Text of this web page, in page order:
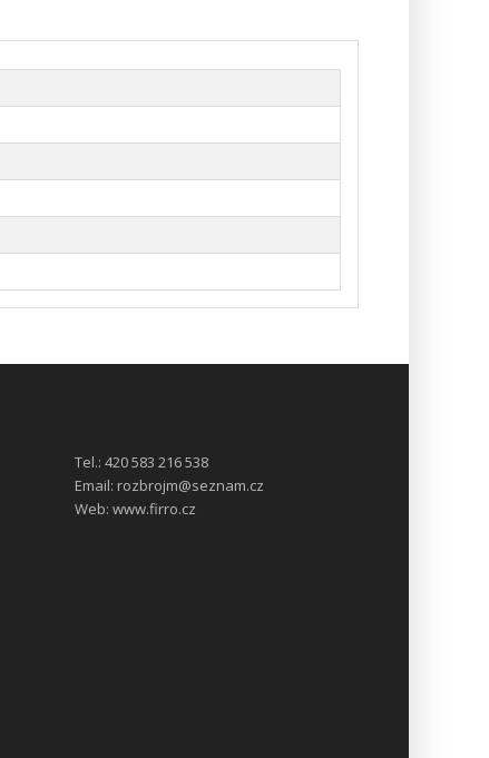
Tel.: 420 583 216 538
Email: rozbrojm@seznam.cz
Web: www.firro.cz